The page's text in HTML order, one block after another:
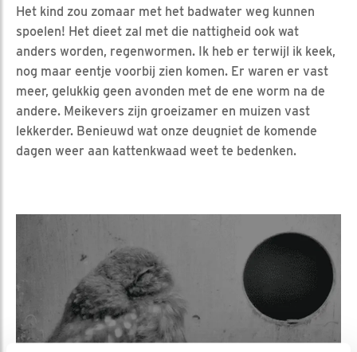
Het kind zou zomaar met het badwater weg kunnen
spoelen! Het dieet zal met die nattigheid ook wat
anders worden, regenwormen. Ik heb er terwijl ik keek,
nog maar eentje voorbij zien komen. Er waren er vast
meer, gelukkig geen avonden met de ene worm na de
andere. Meikevers zijn groeizamer en muizen vast
lekkerder. Benieuwd wat onze deugniet de komende
dagen weer aan kattenkwaad weet te bedenken.